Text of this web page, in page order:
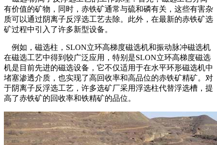
有价值的矿物，同时，赤铁矿通常与硫和磷有关，这些有害杂
质可以通过阴离子反浮选工艺去除。此外，在最新的赤铁矿选
矿过程中引入了许多新型设备。
例如，磁选柱，SLON立环高梯度磁选机和振动脉冲磁选机
在磁选工艺中得到较广泛应用，特别是SLON立环高梯度磁选
机是目前先进的磁选设备，它不仅适用于在水平环形磁选机中
堵塞渗透介质，也实现了高回收率和高品位的赤铁矿精矿。对
于阴离子反浮选工艺，许多选矿厂采用浮选柱代替浮选槽，提
高了赤铁矿的回收率和铁精矿的品位。